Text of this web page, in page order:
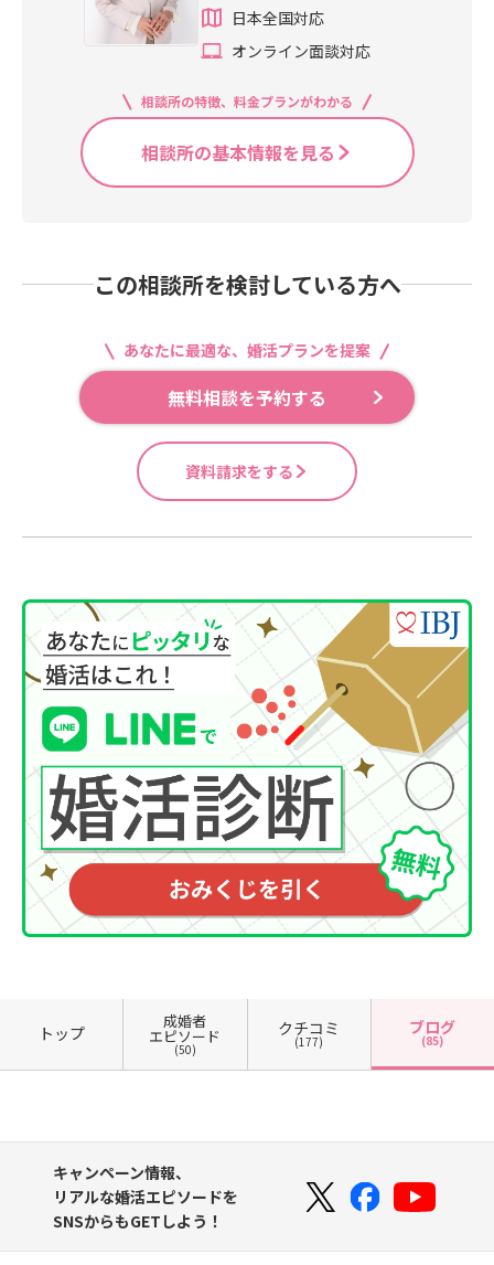
日本全国対応
オンライン面談対応
相談所の特徴、料金プランがわかる
相談所の基本情報を見る
この相談所を検討している方へ
あなたに最適な、婚活プランを提案
無料相談を予約する
資料請求をする
トップ
成婚者
エピソード
(50)
クチコミ
(177)
ブログ
(85)
キャンペーン情報、
リアルな婚活エピソードを
SNSからもGETしよう！